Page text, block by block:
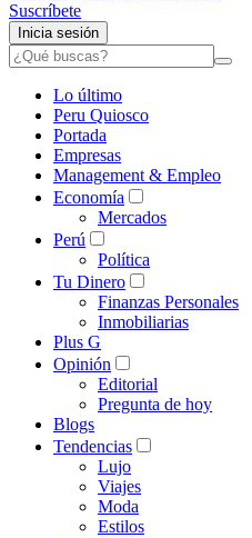
Suscríbete
Inicia sesión
Lo último
Peru Quiosco
Portada
Empresas
Management & Empleo
Economía
Mercados
Perú
Política
Tu Dinero
Finanzas Personales
Inmobiliarias
Plus G
Opinión
Editorial
Pregunta de hoy
Blogs
Tendencias
Lujo
Viajes
Moda
Estilos